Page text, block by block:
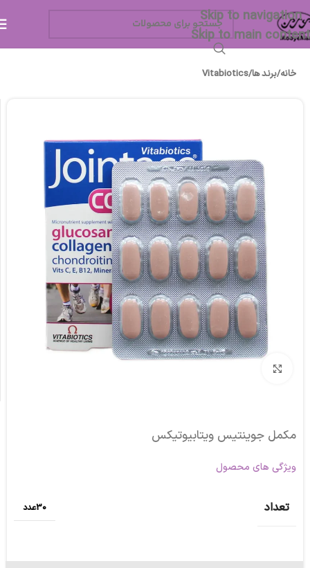
Skip to navigation
Skip to main content
خانه/برند ها/
Vitabiotics
مکمل جوینتیس ویتابیوتیکس
ویژگی های محصول
تعداد 30عدد